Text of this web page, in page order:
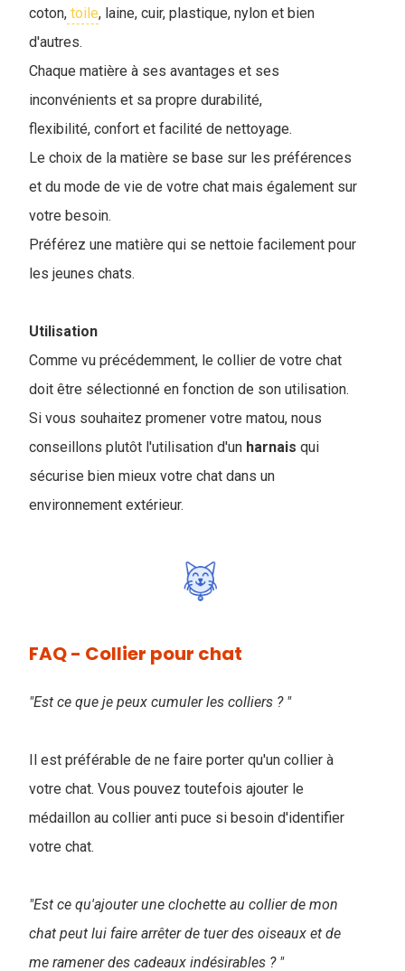
coton, toile, laine, cuir, plastique, nylon et bien
d'autres.
Chaque matière à ses avantages et ses
inconvénients et sa propre durabilité,
flexibilité, confort et facilité de nettoyage.
Le choix de la matière se base sur les préférences
et du mode de vie de votre chat mais également sur
votre besoin.
Préférez une matière qui se nettoie facilement pour
les jeunes chats.
Utilisation
Comme vu précédemment, le collier de votre chat
doit être sélectionné en fonction de son utilisation.
Si vous souhaitez promener votre matou, nous
conseillons plutôt l'utilisation d'un harnais qui
sécurise bien mieux votre chat dans un
environnement extérieur.
FAQ - Collier pour chat
"Est ce que je peux cumuler les colliers ? "
Il est préférable de ne faire porter qu'un collier à
votre chat. Vous pouvez toutefois ajouter le
médaillon au collier anti puce si besoin d'identifier
votre chat.
"Est ce qu'ajouter une clochette au collier de mon
chat peut lui faire arrêter de tuer des oiseaux et de
me ramener des cadeaux indésirables ? "